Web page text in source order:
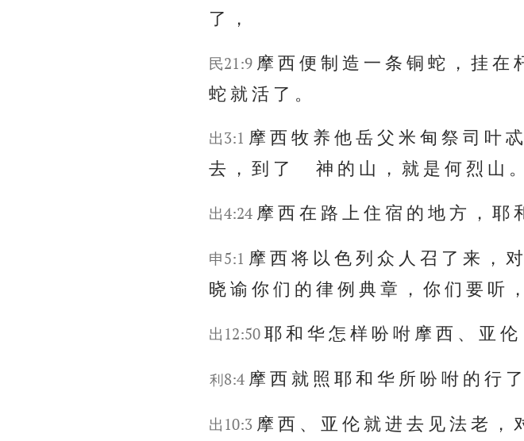
了 ，
民21:9 摩 西 便 制 造 一 条 铜 蛇 ， 挂 在
蛇 就 活 了 。
出3:1 摩 西 牧 养 他 岳 父 米 甸 祭 司 叶
去 ， 到 了 神 的 山 ， 就 是 何 烈 山 。
出4:24 摩 西 在 路 上 住 宿 的 地 方 ， 耶
申5:1 摩 西 将 以 色 列 众 人 召 了 来 ，
晓 谕 你 们 的 律 例 典 章 ， 你 们 要 听
出12:50 耶 和 华 怎 样 吩 咐 摩 西 、 亚 伦
利8:4 摩 西 就 照 耶 和 华 所 吩 咐 的 行
出10:3 摩 西 、 亚 伦 就 进 去 见 法 老